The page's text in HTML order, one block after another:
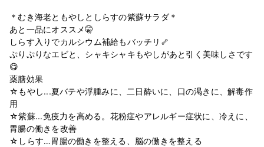
＊むき海老ともやしとしらすの紫蘇サラダ＊
あと一品にオススメ🤫
しらす入りでカルシウム補給もバッチリ🦴
ぷりぷりなエビと、シャキシャキもやしがあと引く美味しさです
😋
薬膳効果
☆もやし...夏バテや浮腫みに、二日酔いに、口の渇きに、解毒作
用
☆紫蘇...免疫力を高める。花粉症やアレルギー症状に、冷えに、
胃腸の働きを改善
☆しらす…胃腸の働きを整える、脳の働きを整える